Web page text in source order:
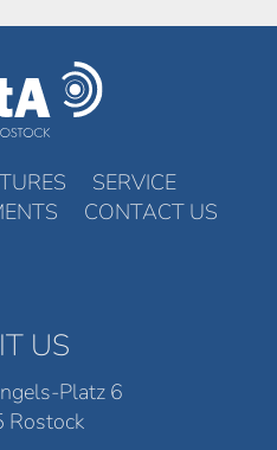
SERVICE
CONTACT US
US
Platz 6
Rostock